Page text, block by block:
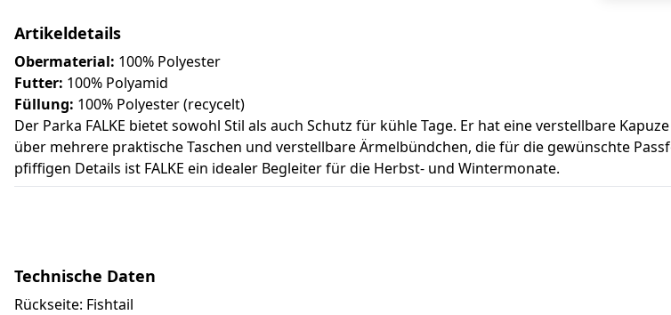
Artikeldetails
Obermaterial: 100% Polyester
Futter: 100% Polyamid
Füllung: 100% Polyester (recycelt)
Der Parka FALKE bietet sowohl Stil als auch Schutz für kühle Tage. Er hat eine verstellbare
über mehrere praktische Taschen und verstellbare Ärmelbündchen, die für die gewünschte
pfiffigen Details ist FALKE ein idealer Begleiter für die Herbst- und Wintermonate.
Technische Daten
Rückseite: Fishtail